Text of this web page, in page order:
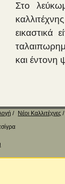
Στο
εικαστικά
και έντονη
Νέοι Καλλιτέχνες